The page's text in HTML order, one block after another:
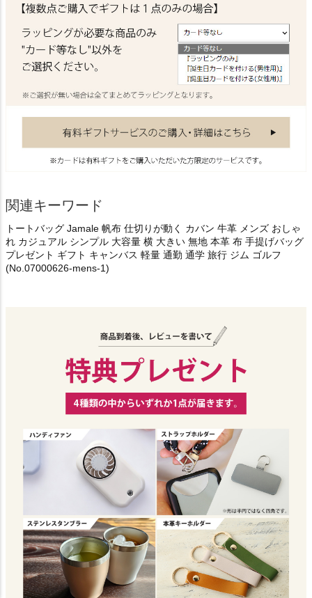
関連キーワード
トートバッグ Jamale 帆布 仕切りが動く カバン 牛革 メンズ おしゃ
れ カジュアル シンプル 大容量 横 大きい 無地 本革 布 手提げバッグ
プレゼント ギフト キャンバス 軽量 通勤 通学 旅行 ジム ゴルフ
(No.07000626-mens-1)